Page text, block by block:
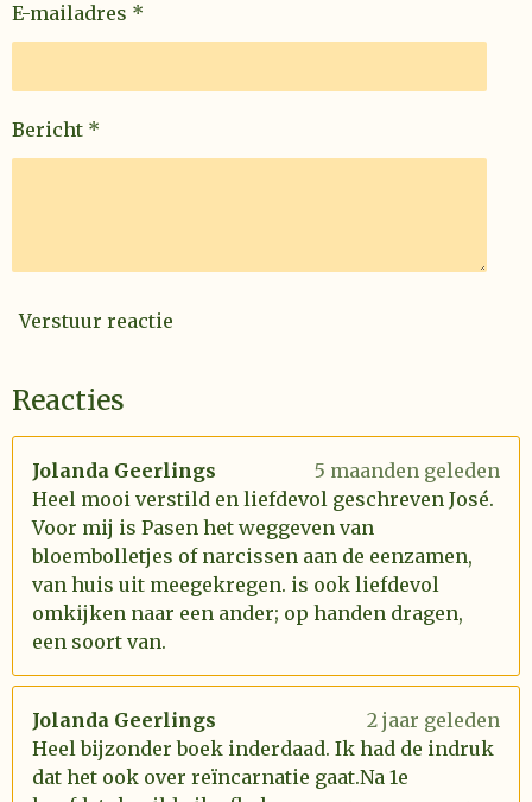
E-mailadres *
Bericht *
Verstuur reactie
Reacties
Jolanda Geerlings
5 maanden geleden
Heel mooi verstild en liefdevol geschreven José.
Voor mij is Pasen het weggeven van
bloembolletjes of narcissen aan de eenzamen,
van huis uit meegekregen. is ook liefdevol
omkijken naar een ander; op handen dragen,
een soort van.
Jolanda Geerlings
2 jaar geleden
Heel bijzonder boek inderdaad. Ik had de indruk
dat het ook over reïncarnatie gaat.Na 1e